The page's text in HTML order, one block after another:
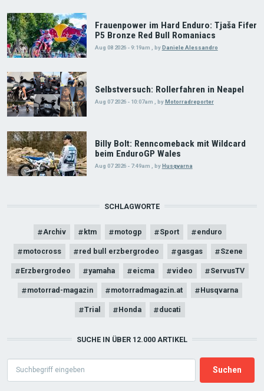
Frauenpower im Hard Enduro: Tjaša Fifer
P5 Bronze Red Bull Romaniacs
Aug 08 2026 - 9:19am byDaniele Alessandro
Selbstversuch: Rollerfahren in Neapel
Aug 07 2026 - 10:07am byMotorradreporter
Billy Bolt: Renncomeback mit Wildcard
beim EnduroGP Wales
Aug 07 2026 - 7:49am byHusqvarna
SCHLAGWORTE
Archiv ktm motogp Sport enduro
motocross red bull erzbergrodeo gasgas Szene
Erzbergrodeo yamaha eicma video ServusTV
motorrad-magazin motorradmagazin.at Husqvarna
Trial Honda ducati
SUCHE IN ÜBER 12.000 ARTIKEL